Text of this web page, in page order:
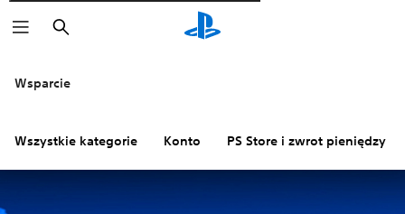
Wyszukaj
Wsparcie
Wszystkie kategorie Konto PS Store i zwrot pieniędzy